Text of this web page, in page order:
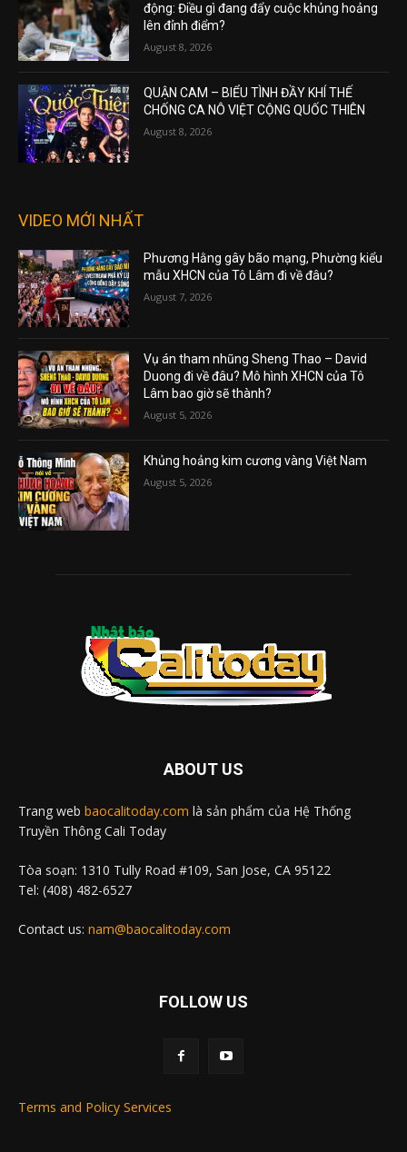
động: Điều gì đang đẩy cuộc khủng hoảng
lên đỉnh điểm?
August 8, 2026
QUẬN CAM – BIỂU TÌNH ĐẦY KHÍ THẾ
CHỐNG CA NÔ VIỆT CỘNG QUỐC THIÊN
August 8, 2026
VIDEO MỚI NHẤT
Phương Hằng gây bão mạng, Phường kiểu
mẫu XHCN của Tô Lâm đi về đâu?
August 7, 2026
Vụ án tham nhũng Sheng Thao – David
Duong đi về đâu? Mô hình XHCN của Tô
Lâm bao giờ sẽ thành?
August 5, 2026
Khủng hoảng kim cương vàng Việt Nam
August 5, 2026
ABOUT US
Trang web baocalitoday.com là sản phẩm của Hệ Thống
Truyền Thông Cali Today
Tòa soạn: 1310 Tully Road #109, San Jose, CA 95122
Tel: (408) 482-6527
Contact us: nam@baocalitoday.com
FOLLOW US
Terms and Policy Services